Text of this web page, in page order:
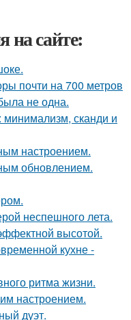
на сайте:
почти на 700 метров
не одна.
минимализм, сканди и
настроением.
обновлением.
неспешного лета.
высотой.
кухне -
ритма жизни.
настроением.
дуэт.